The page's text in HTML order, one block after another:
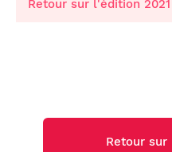
Retour sur l'édition 2021
Retour